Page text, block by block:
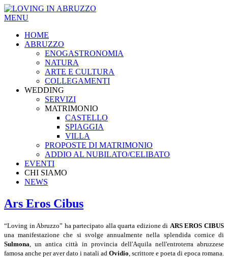
MENU
HOME
ABRUZZO
ENOGASTRONOMIA
NATURA
ARTE E CULTURA
COLLEGAMENTI
WEDDING
SERVIZI
MATRIMONIO
CASTELLO
SPIAGGIA
VILLA
PROPOSTE DI MATRIMONIO
ADDIO AL NUBILATO/CELIBATO
EVENTI
CHI SIAMO
NEWS
Ars Eros Cibus
“Loving in Abruzzo” ha partecipato alla quarta edizione di ARS EROS CIBUS
una manifestazione che si svolge annualmente nella splendida cornice di
Sulmona , un antica città in provincia dell'Aquila nell'entroterra abruzzese
famosa anche per aver dato i natali ad Ovidio , scrittore e poeta di epoca romana.